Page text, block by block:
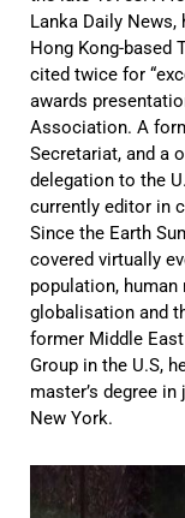
Lanka Daily
Hong Kong-based
cited twice for
awards
Association. A
Secretariat, and a
delegation to the
currently editor in
Since the Earth
covered virtually
population,
globalisation and
former Middle
Group in the U.S,
master’s degree
New York.